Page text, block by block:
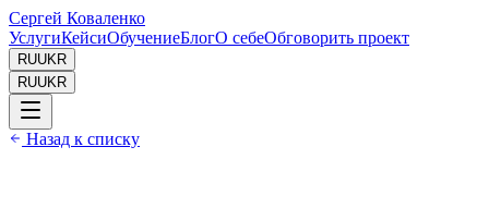
Сергей Коваленко
УслугиКейсиОбучениеБлогО себеОбговорить проект
RUUKR
RUUKR
Назад к списку